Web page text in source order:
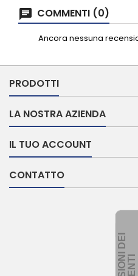
COMMENTI (0)
Ancora nessuna
PRODOTTI
LA NOSTRA AZIENDA
IL TUO ACCOUNT
CONTATTO